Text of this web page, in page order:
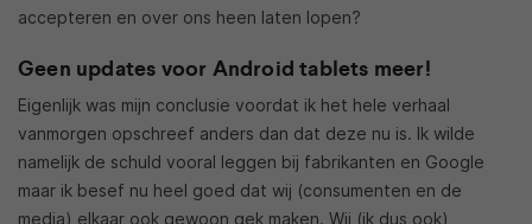
accepteren en over ons heen laten lopen?
Geen updates voor Android tablets meer!
Eigenlijk was mijn conclusie voordat ik het hele verhaal
vanmorgen opschreef anders dan dat deze nu is. Ik wilde
namelijk de schuld vooral leggen bij fabrikanten en Google
maar ik besef nu heel goed dat wij (consumenten en de
media) elkaar ook gewoon gek maken. Wij (ik dus ook)